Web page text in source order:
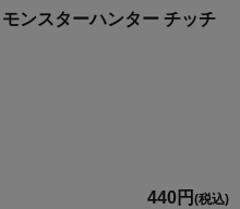
ンスターハンター チッチ
440円 (税込)